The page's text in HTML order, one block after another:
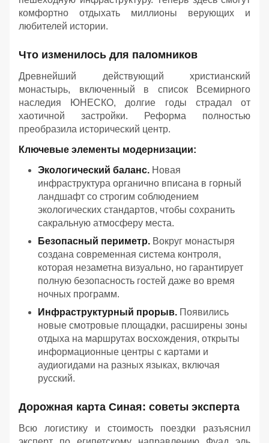
комфортно отдыхать миллионы верующих и
любителей истории.
Что изменилось для паломников
Древнейший действующий христианский
монастырь, включенный в список Всемирного
наследия ЮНЕСКО, долгие годы страдал от
хаотичной застройки. Реформа полностью
преобразила исторический центр.
Ключевые элементы модернизации:
Экологический баланс. Новая
инфраструктура органично вписана в горный
ландшафт со строгим соблюдением
экологических стандартов, чтобы сохранить
сакральную атмосферу места.
Безопасный периметр. Вокруг монастыря
создана современная система контроля,
которая незаметна визуально, но гарантирует
полную безопасность гостей даже во время
ночных программ.
Инфраструктурный прорыв. Появились
новые смотровые площадки, расширены зоны
отдыха на маршрутах восхождения, открыты
информационные центры с картами и
аудиогидами на разных языках, включая
русский.
Дорожная карта Синая: советы эксперта
Всю логистику и стоимость поездки разъяснил